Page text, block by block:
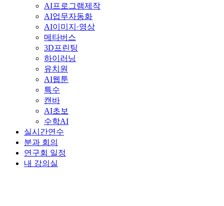
AI프로그램제작
AI업무자동화
AI이미지·영상
메타버스
3D프린팅
하이러닝
유치원
AI웹툰
특수
캔바
AI초보
수학AI
실시간연수
분과 회의
연구회 일정
내 강의실